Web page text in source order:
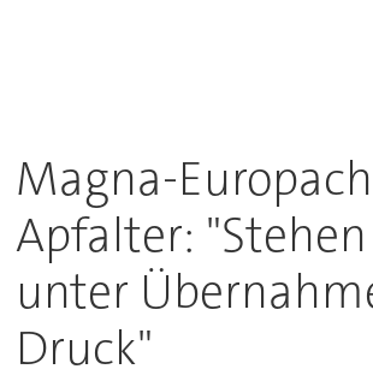
Magna-
Apfalter:
unter
Druck"